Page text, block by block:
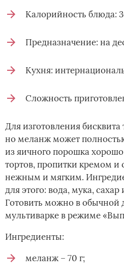
Калорийность блюда:
Предназначение: на
Кухня:
Сложность
Для изготовления бисквита
но меланж может
из яичного порошка
тортов, пропитки кремом и
нежным и мягким.
для этого: вода, мука,
Готовить можно в обычной
мультиварке в режиме
Ингредиенты:
меланж – 70 г;